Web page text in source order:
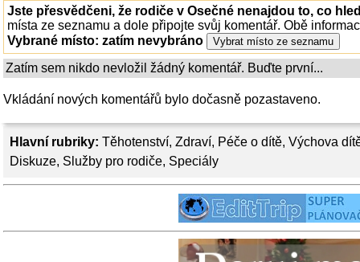
Hlavní rubriky: Těhotenství, Zdraví, Péče o dítě, Výchova
Diskuze, Služby pro rodiče, Speciály
Jste přesvědčeni, že rodiče v Osečné nenajdou to, co
místa ze seznamu a dole připojte svůj komentář. Obě
Vybrané místo: zatím nevybráno
Zatím sem nikdo nevložil žádný komentář. Buďte první...
Vkládání nových komentářů bylo dočasně pozastaveno.